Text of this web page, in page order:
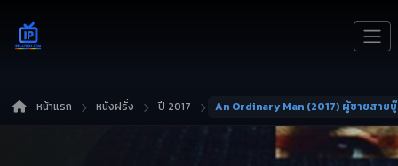
หน้าแรก หนังฝรั่ง ปี 2017